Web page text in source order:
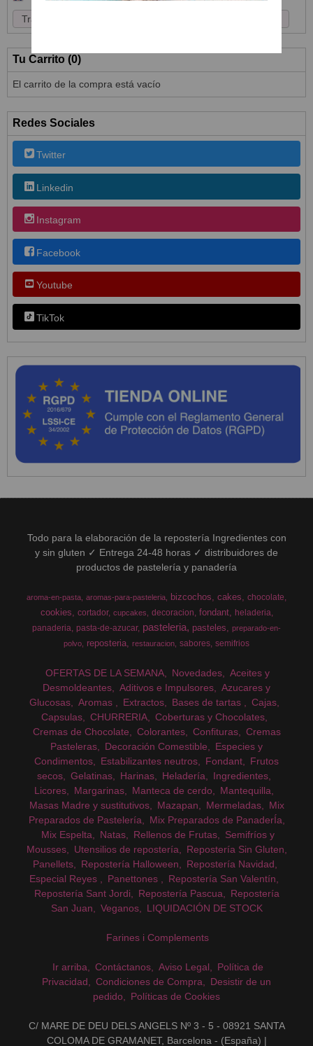
Tu Carrito (0)
El carrito de la compra está vacío
Redes Sociales
Twitter
Linkedin
Instagram
Facebook
Youtube
TikTok
Todo para la elaboración de la repostería Ingredientes con
y sin gluten ✓ Entrega 24-48 horas ✓ distribuidores de
productos de pastelería y panadería
aroma-en-pasta aromas-para-pasteleria bizcochos cakes chocolate
cookies cortador cupcakes decoracion fondant
heladeria
panaderia pasta-de-azucar pasteleria pasteles
preparado-en-
polvo
reposteria restauracion sabores semifrios
OFERTAS DE LA SEMANA Novedades
Aceites y
Desmoldeantes
Aditivos e Impulsores
Azucares y
Glucosas
Aromas Extractos Bases de tartas
Cajas
Capsulas
CHURRERIA
Coberturas y Chocolates
Cremas de Chocolate
Colorantes Confituras
Cremas
Pasteleras
Decoración Comestible
Especies y
Condimentos
Estabilizantes neutros Fondant
Frutos
secos
Gelatinas Harinas Heladería
Ingredientes
Licores
Margarinas Manteca de cerdo
Mantequilla
Masas Madre y sustitutivos
Mazapan Mermeladas
Mix
Preparados de Pastelería
Mix Preparados de PanaderÍa
Mix Espelta
Natas Rellenos de Frutas
Semifríos y
Mousses
Utensilios de repostería
Repostería Sin Gluten
Panellets
Repostería Halloween
Repostería Navidad
Especial Reyes
Panettones
Repostería San Valentín
Repostería Sant Jordi
Repostería Pascua
Repostería
San Juan
Veganos LIQUIDACIÓN DE STOCK
Farines i Complements
Ir arriba Contáctanos Aviso Legal
Política de
Privacidad
Condiciones de Compra
Desistir de un
pedido
Políticas de Cookies
C/ MARE DE DEU DELS ANGELS Nº 3 - 5 - 08921 SANTA
COLOMA DE GRAMANET, Barcelona - (España) |